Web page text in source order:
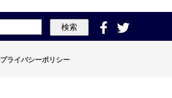
検索
プライバシーポリシー